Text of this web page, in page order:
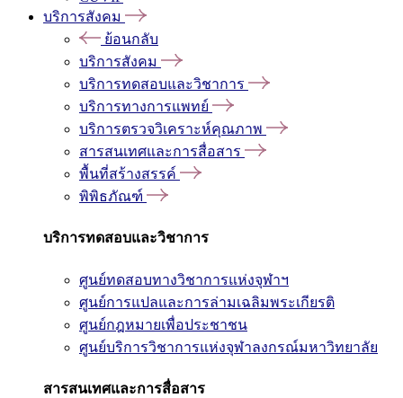
บริการสังคม
ย้อนกลับ
บริการสังคม
บริการทดสอบและวิชาการ
บริการทางการแพทย์
บริการตรวจวิเคราะห์คุณภาพ
สารสนเทศและการสื่อสาร
พื้นที่สร้างสรรค์
พิพิธภัณฑ์
บริการทดสอบและวิชาการ
ศูนย์ทดสอบทางวิชาการแห่งจุฬาฯ
ศูนย์การแปลและการล่ามเฉลิมพระเกียรติ
ศูนย์กฎหมายเพื่อประชาชน
ศูนย์บริการวิชาการแห่งจุฬาลงกรณ์มหาวิทยาลัย
สารสนเทศและการสื่อสาร